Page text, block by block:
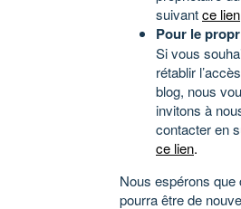
suivantce lien
Pour le
Si vous
rétablir
blog, nous
invitons à
contacter en
ce lien.
Nous espérons que
pourra être de